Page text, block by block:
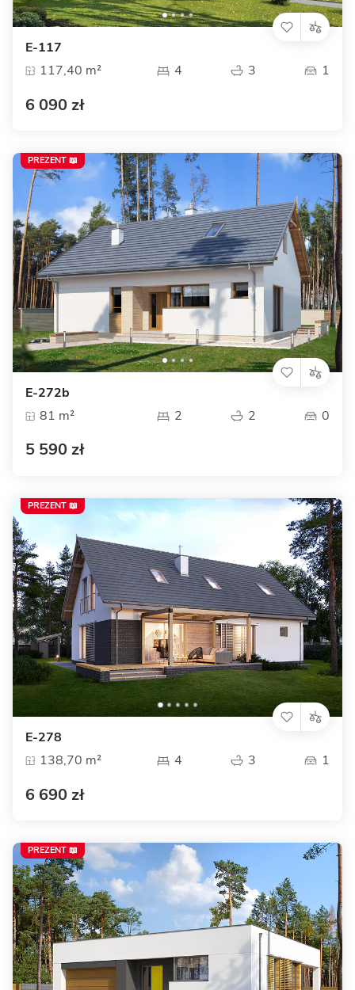
E-117
117,40 m²
4 3 1
6 090 zł
E-272b
81 m²
2 2 0
5 590 zł
PREZENT 📖
E-278
138,70 m²
4 3 1
6 690 zł
PREZENT 📖
PREZENT 📖